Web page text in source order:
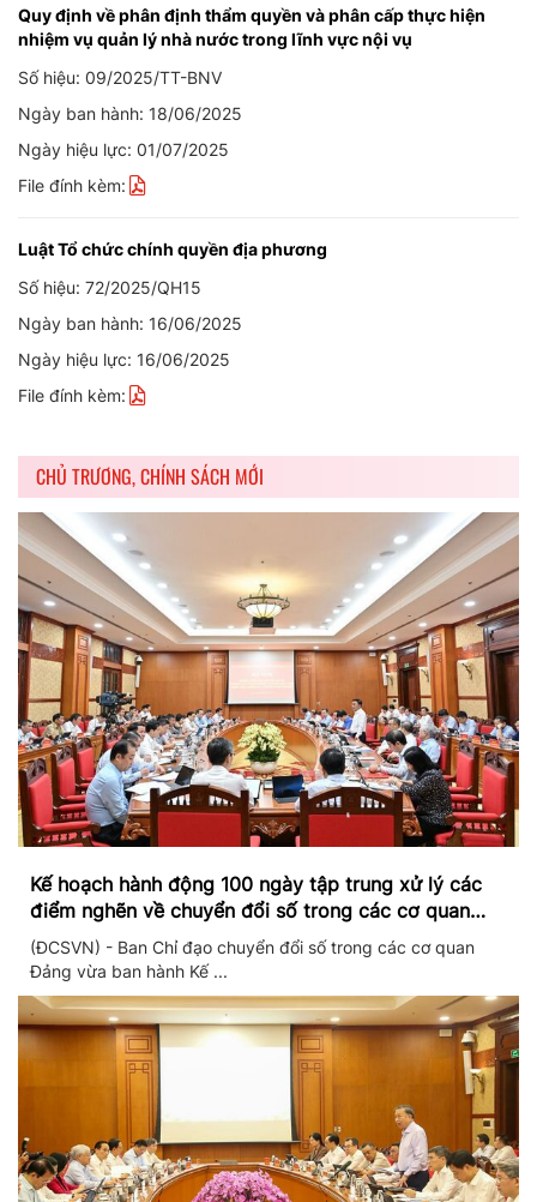
Quy định về phân định thẩm quyền và phân cấp thực hiện
nhiệm vụ quản lý nhà nước trong lĩnh vực nội vụ
Số hiệu: 09/2025/TT-BNV
Ngày ban hành: 18/06/2025
Ngày hiệu lực: 01/07/2025
File đính kèm:
Luật Tổ chức chính quyền địa phương
Số hiệu: 72/2025/QH15
Ngày ban hành: 16/06/2025
Ngày hiệu lực: 16/06/2025
File đính kèm:
CHỦ TRƯƠNG, CHÍNH SÁCH MỚI
Kế hoạch hành động 100 ngày tập trung xử lý các
điểm nghẽn về chuyển đổi số trong các cơ quan
Đảng
(ĐCSVN) - Ban Chỉ đạo chuyển đổi số trong các cơ quan
Đảng vừa ban hành Kế ...